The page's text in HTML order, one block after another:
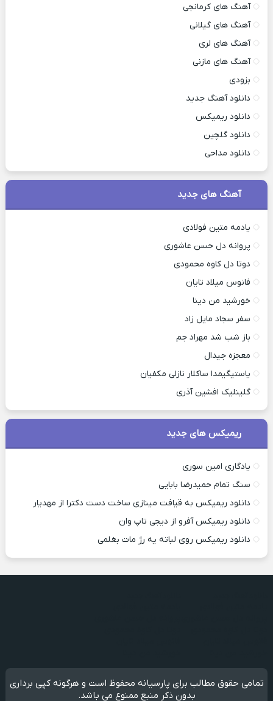
آهنگ های کرمانجی
آهنگ های گیلانی
آهنگ های لری
آهنگ های مازنی
بزودی
دانلود آهنگ جدید
دانلود ریمیکس
دانلود گلچین
دانلود مداحی
آهنگ های جدید
یادمه متین فولادی
پروانه دل حسن عاشوری
دوتا دل کاوه محمودی
فانوس میلاد تایان
خورشید من دینا
سفر سجاد مایل زاد
باز شب شد مهراد جم
معجزه جیدال
یاستیگیمدا ساکلار نازلی مکفیان
گلینلیک افشین آذری
ریمیکس های جدید
یادگاری امین سوری
سنگ تمام حمیدرضا بابایی
دانلود ریمیکس به قیافت مینازی ساخت دست دکترا از مهدیار
دانلود ریمیکس آفرو از ديجی تاپ وان
دانلود ریمیکس روی لباته یه رژ مات بغلمی
تمامی حقوق مطالب برای پارسیانه محفوظ است و هرگونه کپی برداری
بدون ذکر منبع ممنوع می باشد.